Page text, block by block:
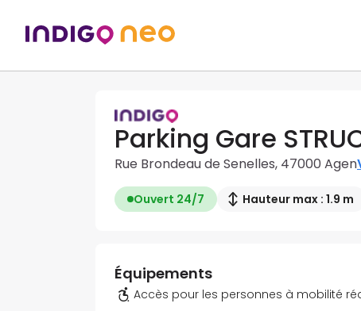
Parking Gare
Rue Brondeau de Senelles, 47000 Agen
Ouvert 24/7 Hauteur max : 1.9 m
Équipements
Accès pour les personnes à mobilité